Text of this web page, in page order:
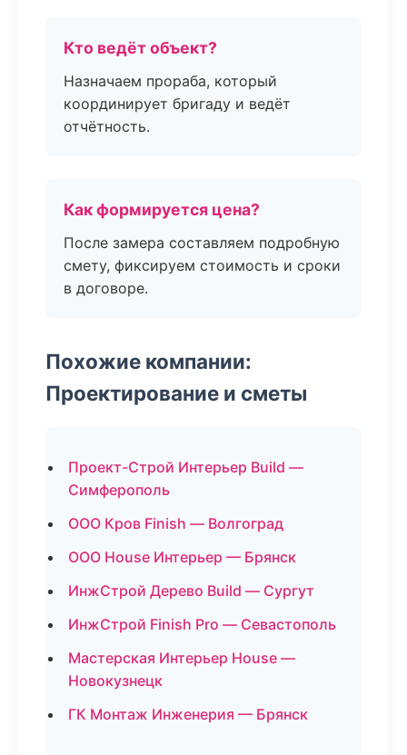
Кто ведёт объект?
Назначаем прораба, который
координирует бригаду и ведёт
отчётность.
Как формируется цена?
После замера составляем подробную
смету, фиксируем стоимость и сроки
в договоре.
Похожие компании:
Проектирование и сметы
Проект-Строй Интерьер Build —
Симферополь
ООО Кров Finish — Волгоград
ООО House Интерьер — Брянск
ИнжСтрой Дерево Build — Сургут
ИнжСтрой Finish Pro — Севастополь
Мастерская Интерьер House —
Новокузнецк
ГК Монтаж Инженерия — Брянск